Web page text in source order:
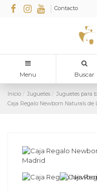
Contacto
Menu Buscar
Inicio Juguetes Juguetes para
Caja Regalo Newborn Naturals de